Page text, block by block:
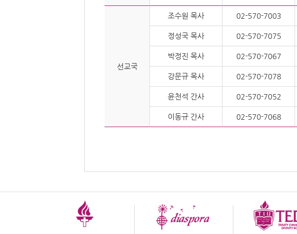
선교국
조수원 목사 02-570-7003
정성국 목사 02-570-7075
박정진 목사 02-570-7067
강문규 목사 02-570-7078
윤천석 간사 02-570-7052
이동규 간사 02-570-7068